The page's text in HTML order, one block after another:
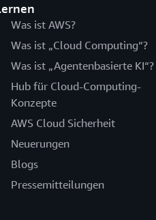
Was ist AWS?
Was ist „Cloud Computing“?
Was ist „Agentenbasierte KI“?
Hub für Cloud-Computing-
Konzepte
AWS Cloud Sicherheit
Neuerungen
Blogs
Pressemitteilungen